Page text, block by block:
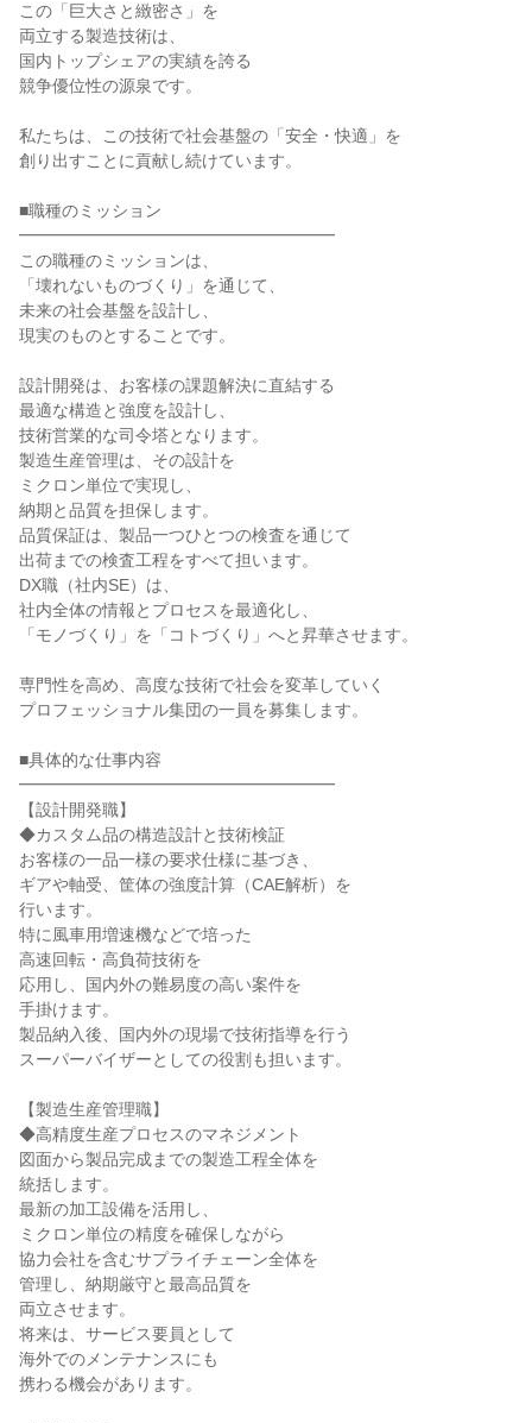
この「巨大さと緻密さ」を
両立する製造技術は、
国内トップシェアの実績を誇る
競争優位性の源泉です。
私たちは、この技術で社会基盤の「安全・快適」を
創り出すことに貢献し続けています。
■職種のミッション
━━━━━━━━━━━━━━━━━━━
この職種のミッションは、
「壊れないものづくり」を通じて、
未来の社会基盤を設計し、
現実のものとすることです。
設計開発は、お客様の課題解決に直結する
最適な構造と強度を設計し、
技術営業的な司令塔となります。
製造生産管理は、その設計を
ミクロン単位で実現し、
納期と品質を担保します。
品質保証は、製品一つひとつの検査を通じて
出荷までの検査工程をすべて担います。
DX職（社内SE）は、
社内全体の情報とプロセスを最適化し、
「モノづくり」を「コトづくり」へと昇華させます。
専門性を高め、高度な技術で社会を変革していく
プロフェッショナル集団の一員を募集します。
■具体的な仕事内容
━━━━━━━━━━━━━━━━━━━
【設計開発職】
◆カスタム品の構造設計と技術検証
お客様の一品一様の要求仕様に基づき、
ギアや軸受、筐体の強度計算（CAE解析）を
行います。
特に風車用増速機などで培った
高速回転・高負荷技術を
応用し、国内外の難易度の高い案件を
手掛けます。
製品納入後、国内外の現場で技術指導を行う
スーパーバイザーとしての役割も担います。
【製造生産管理職】
◆高精度生産プロセスのマネジメント
図面から製品完成までの製造工程全体を
統括します。
最新の加工設備を活用し、
ミクロン単位の精度を確保しながら
協力会社を含むサプライチェーン全体を
管理し、納期厳守と最高品質を
両立させます。
将来は、サービス要員として
海外でのメンテナンスにも
携わる機会があります。